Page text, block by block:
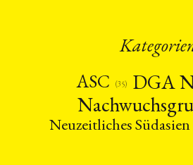
ASC
(35) DGA
Neuzeitliches Südasien